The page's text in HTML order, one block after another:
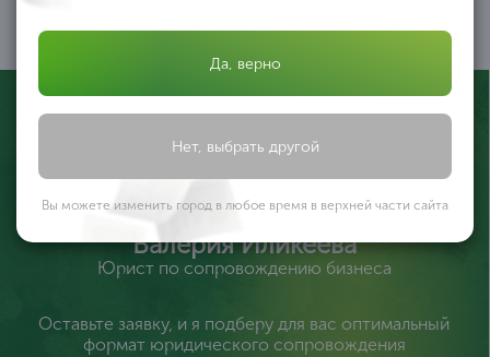
Валерия Иликеева
Юрист по сопровождению бизнеса
Оставьте заявку, и я подберу для вас оптимальный
формат юридического сопровождения
Да, верно
Нет, выбрать другой
Вы можете изменить город в любое время в верхней части сайта